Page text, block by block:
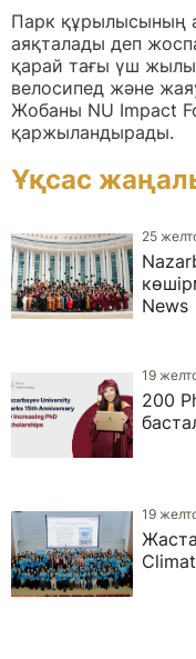
Парк құрылысының
аяқталады деп
қарай тағы үш
велосипед және
Жобаны NU Impact
қаржыландырады.
Ұқсас
25
News
19
200
19